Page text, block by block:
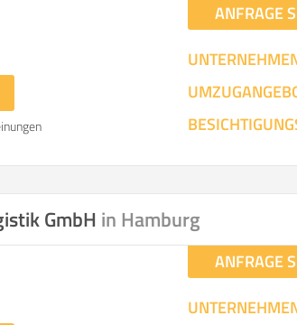
ANFRAGE
GmbH in Hamburg
ANFRAGE